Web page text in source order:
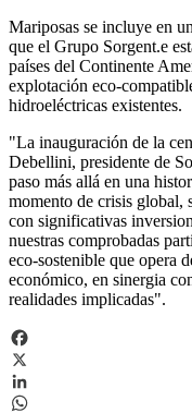
Mariposas se incluye en
que el Grupo Sorgent.e
países del Continente
explotación eco-
hidroeléctricas existentes.
"La inauguración de la
Debellini, presidente de
paso más allá en una
momento de crisis global,
con significativas
nuestras comprobadas
eco-sostenible que opera
económico, en sinergia
realidades implicadas".
Facebook
X
LinkedIn